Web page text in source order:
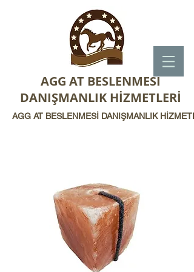
AGG AT BESLENMESİ
DANIŞMANLIK HİZMETLERİ
AGG AT BESLENMESİ DANIŞMANLIK